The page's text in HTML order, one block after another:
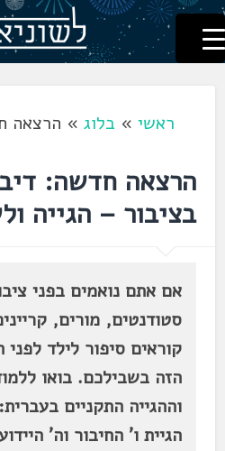
דלג
לתוכן
לשוניאדה
עברית. לשון. שפה
ראשי» בלוג» הרצאה
הרצאה חדשה:
בציבור – הגייה
אם אתם נואמים בפני
סטודנטים, מורים,
קוראים סיפור לילד
הזה בשבילכם. בואו
וההגייה התקניים
הגיית ו' החיבור וה'